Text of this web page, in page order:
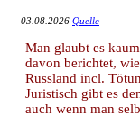
03.08.2026 Quelle
Man glaubt es
davon berichtet,
Russland incl.
Juristisch gibt es
auch wenn man